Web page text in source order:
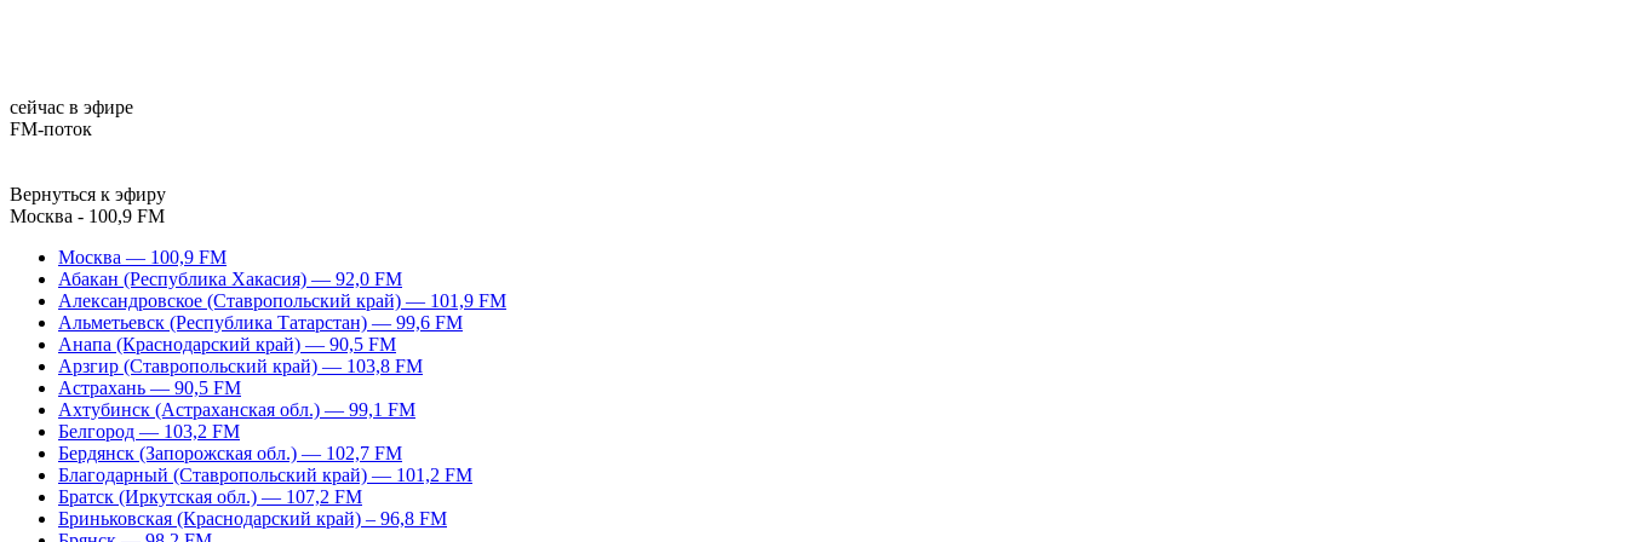
сейчас в эфире
FM-поток
Вернуться к эфиру
Москва - 100,9 FM
Москва — 100,9 FM
Абакан (Республика Хакасия) — 92,0 FM
Александровское (Ставропольский край) — 101,9 FM
Альметьевск (Республика Татарстан) — 99,6 FM
Анапа (Краснодарский край) — 90,5 FM
Арзгир (Ставропольский край) — 103,8 FM
Астрахань — 90,5 FM
Ахтубинск (Астраханская обл.) — 99,1 FM
Белгород — 103,2 FM
Бердянск (Запорожская обл.) — 102,7 FM
Благодарный (Ставропольский край) — 101,2 FM
Братск (Иркутская обл.) — 107,2 FM
Бриньковская (Краснодарский край) – 96,8 FM